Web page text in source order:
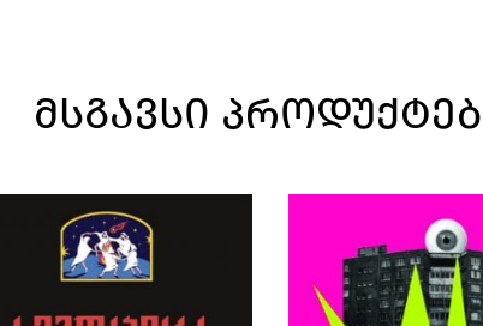
ᲛᲡᲒᲐᲕᲡᲘ